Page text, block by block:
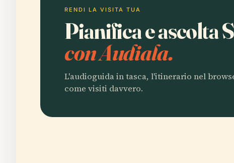
RENDI LA VISITA TUA
Pianifica e ascolta
con Audiala.
L'audioguida in tasca, l'itinerario nel
come visiti davvero.